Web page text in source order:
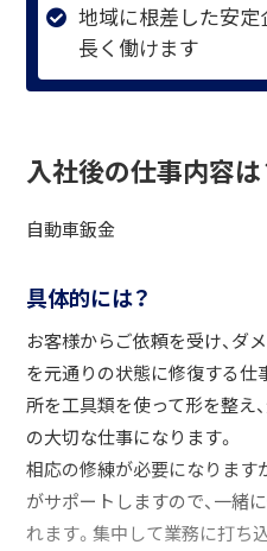
地域に根差した安定
長く働けます
入社後の仕事内容は
自動車鈑金
具体的には？
お客様からご依頼を受け、ダ
を元通りの状態に修復する仕
所を工具類を使って形を整え
の大切な仕事になります。
相応の修練が必要になります
がサポートしますので、一緒
れます。集中して業務に打ち